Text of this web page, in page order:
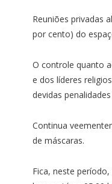
Reuniões privadas
por cento) do
O controle quanto
e dos líderes
devidas
Continua
de máscaras.
Fica, neste